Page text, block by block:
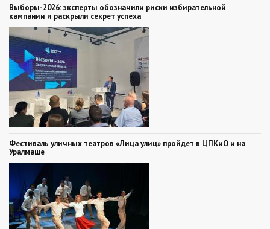
Выборы-2026: эксперты обозначили риски избирательной
кампании и раскрыли секрет успеха
Фестиваль уличных театров «Лица улиц» пройдет в ЦПКиО и на
Уралмаше